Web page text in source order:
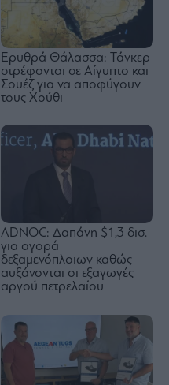
Ερυθρά Θάλασσα: Τάνκερ
στρέφονται σε Αίγυπτο και
Σουέζ για να αποφύγουν
τους Χούθι
ADNOC: Δαπάνη $1,3 δισ.
για αγορά
δεξαμενόπλοιων καθώς
αυξάνονται οι εξαγωγές
αργού πετρελαίου